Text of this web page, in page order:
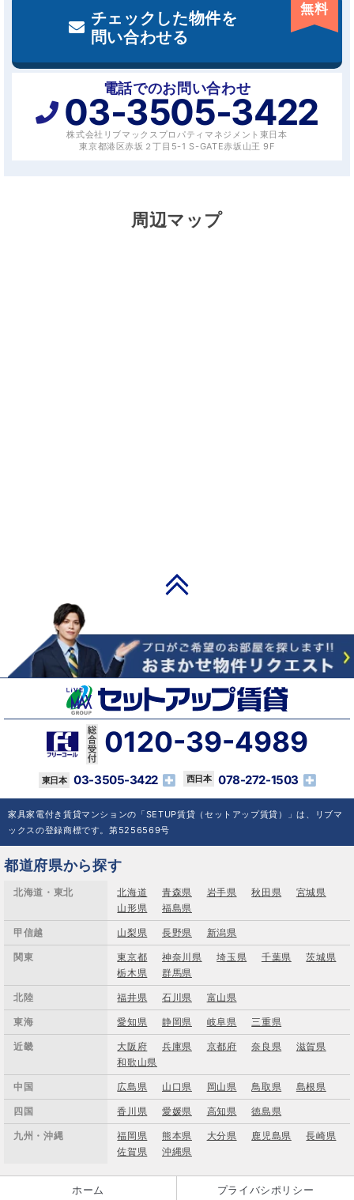
チェックした物件を
問い合わせる
無料
電話でのお問い合わせ
03-3505-3422
株式会社リブマックスプロパティマネジメント東日本
東京都港区赤坂２丁目5-1 S-GATE赤坂山王 9F
周辺マップ
0120-39-4989
03-3505-3422 078-272-1503
家具家電付き賃貸マンションの「SETUP賃貸（セットアップ賃貸）」は、リブマ
ックスの登録商標です。第5256569号
都道府県から探す
北海道・東北 北海道 青森県 岩手県 秋田県
宮城県
山形県
福島県
甲信越 山梨県 長野県 新潟県
関東 東京都 神奈川県 埼玉県 千葉県
茨城県
栃木県
群馬県
北陸 福井県 石川県 富山県
東海 愛知県 静岡県 岐阜県 三重県
近畿 大阪府 兵庫県 京都府 奈良県
滋賀県
和歌山県
中国 広島県 山口県 岡山県 鳥取県 島根県
四国 香川県 愛媛県 高知県 徳島県
九州・沖縄 福岡県 熊本県 大分県 鹿児島県
長崎県
佐賀県
沖縄県
ホーム プライバシポリシー